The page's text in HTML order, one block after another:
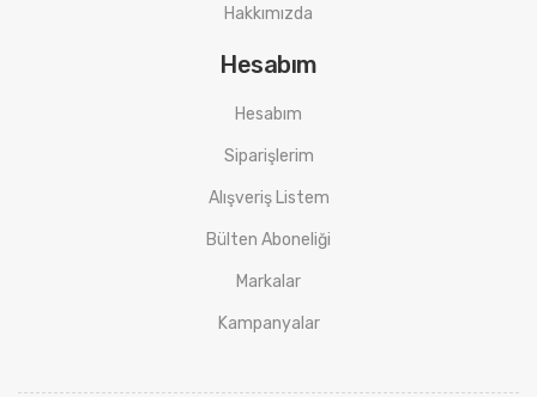
Hakkımızda
Hesabım
Hesabım
Siparişlerim
Alışveriş Listem
Bülten Aboneliği
Markalar
Kampanyalar